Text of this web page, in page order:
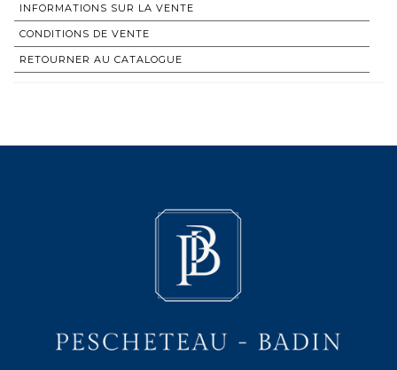
INFORMATIONS SUR LA VENTE
CONDITIONS DE VENTE
RETOURNER AU CATALOGUE